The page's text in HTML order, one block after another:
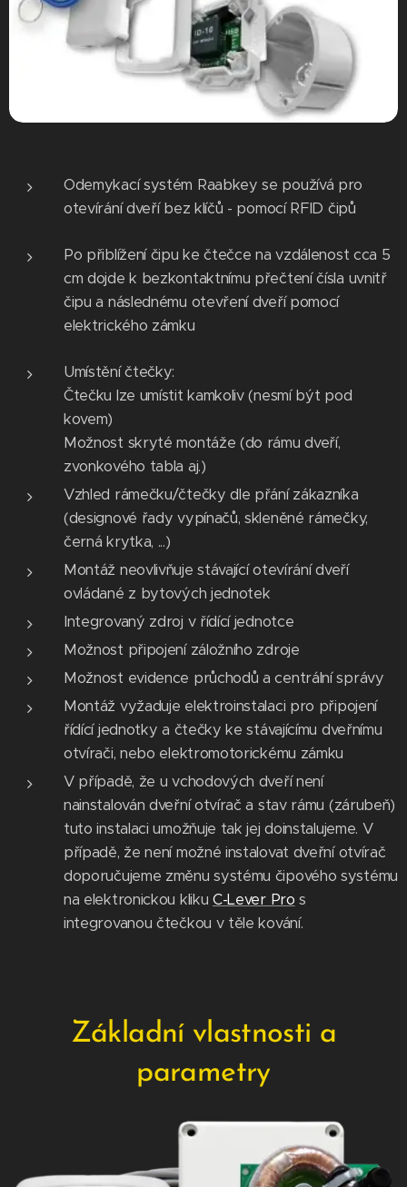
Odemykací systém Raabkey se používá pro
otevírání dveří bez klíčů - pomocí RFID čipů
Po přiblížení čipu ke čtečce na vzdálenost cca 5
cm dojde k bezkontaktnímu přečtení čísla uvnitř
čipu a následnému otevření dveří pomocí
elektrického zámku
Umístění čtečky:
Čtečku lze umístit kamkoliv (nesmí být pod
kovem)
Možnost skryté montáže (do rámu dveří,
zvonkového tabla aj.)
Vzhled rámečku/čtečky dle přání zákazníka
(designové řady vypínačů, skleněné rámečky,
černá krytka, ...)
Montáž neovlivňuje stávající otevírání dveří
ovládané z bytových jednotek
Integrovaný zdroj v řídící jednotce
Možnost připojení záložního zdroje
Možnost evidence průchodů a centrální správy
Montáž vyžaduje elektroinstalaci pro připojení
řídící jednotky a čtečky ke stávajícímu dveřnímu
otvírači, nebo elektromotorickému zámku
V případě, že u vchodových dveří není
nainstalován dveřní otvírač a stav rámu (zárubeň)
tuto instalaci umožňuje tak jej doinstalujeme. V
případě, že není možné instalovat dveřní otvírač
doporučujeme změnu systému čipového systému
na elektronickou klikuC-Lever Pro s
integrovanou čtečkou v těle kování.
Základní vlastnosti a
parametry